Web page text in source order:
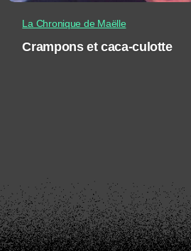
La Chronique de Maëlle
Crampons et caca-culotte